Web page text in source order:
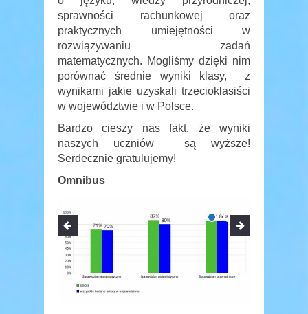
sprawności rachunkowej oraz
praktycznych umiejętności w
rozwiązywaniu zadań
matematycznych. Mogliśmy dzięki nim
porównać średnie wyniki klasy, z
wynikami jakie uzyskali trzecioklasiści
w województwie i w Polsce.
Bardzo cieszy nas fakt, że wyniki
naszych uczniów są wyższe!
Serdecznie gratulujemy!
Omnibus